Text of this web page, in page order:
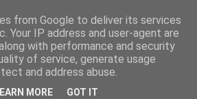
from Google to deliver its services
Your IP address and user-agent are
with performance and security
of service, generate usage
and address abuse.
MORE GOT IT